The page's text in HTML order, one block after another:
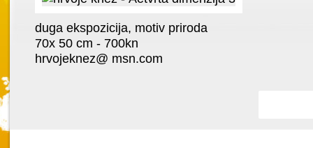
duga ekspozicija, motiv priroda
70x 50 cm - 700kn
hrvojeknez@ msn.com